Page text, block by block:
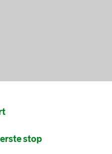
stop